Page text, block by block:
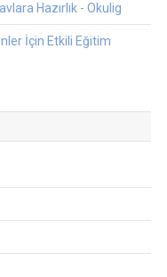
Hazırlık - Okulig
İçin Etkili Eğitim